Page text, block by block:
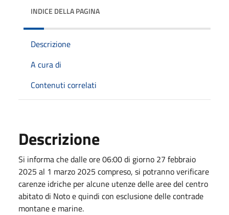
INDICE DELLA PAGINA
Descrizione
A cura di
Contenuti correlati
Descrizione
Si informa che dalle ore 06:00 di giorno 27 febbraio
2025 al 1 marzo 2025 compreso, si potranno verificare
carenze idriche per alcune utenze delle aree del centro
abitato di Noto e quindi con esclusione delle contrade
montane e marine.